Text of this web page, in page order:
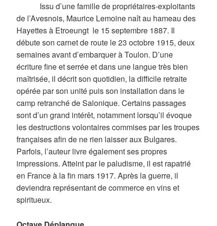
Issu d’une famille de propriétaires-exploitants
de l’Avesnois, Maurice Lemoine naît au hameau des
Hayettes à Etroeungt le 15 septembre 1887. Il
débute son carnet de route le 23 octobre 1915, deux
semaines avant d’embarquer à Toulon. D’une
écriture fine et serrée et dans une langue très bien
maîtrisée, il décrit son quotidien, la difficile retraite
opérée par son unité puis son installation dans le
camp retranché de Salonique. Certains passages
sont d’un grand intérêt, notamment lorsqu’il évoque
les destructions volontaires commises par les troupes
françaises afin de ne rien laisser aux Bulgares.
Parfois, l’auteur livre également ses propres
impressions. Atteint par le paludisme, il est rapatrié
en France à la fin mars 1917. Après la guerre, il
deviendra représentant de commerce en vins et
spiritueux.